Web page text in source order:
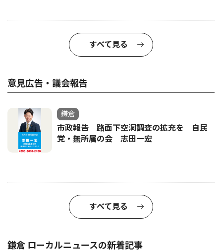
すべて見る
意見広告・議会報告
鎌倉
市政報告 路面下空洞調査の拡充を 自民
党・無所属の会 志田一宏
すべて見る
鎌倉 ローカルニュースの新着記事